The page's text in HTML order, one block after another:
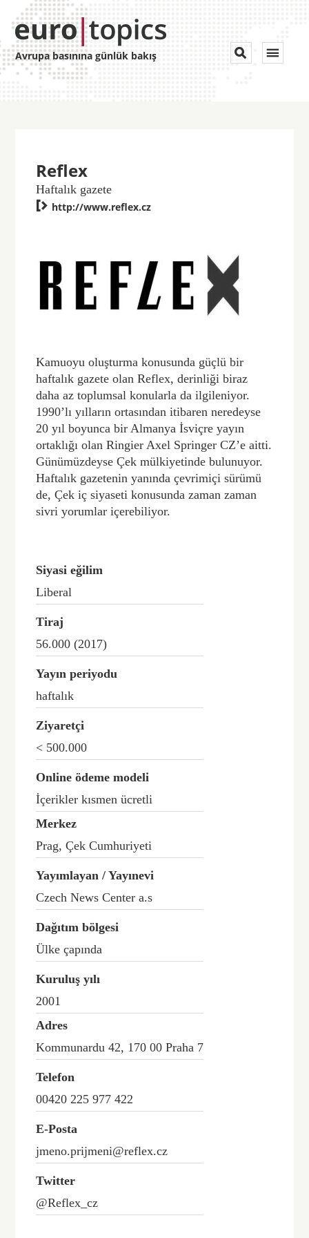
Avrupa basınına günlük bakış Toggle


Reflex
Haftalık gazete
 http://www.reflex.cz
Kamuoyu oluşturma konusunda güçlü bir
haftalık gazete olan Reflex, derinliği biraz
daha az toplumsal konularla da ilgileniyor.
1990’lı yılların ortasından itibaren neredeyse
20 yıl boyunca bir Almanya İsviçre yayın
ortaklığı olan Ringier Axel Springer CZ’e aitti.
Günümüzdeyse Çek mülkiyetinde bulunuyor.
Haftalık gazetenin yanında çevrimiçi sürümü
de, Çek iç siyaseti konusunda zaman zaman
sivri yorumlar içerebiliyor.
Siyasi eğilim
Liberal
Tiraj
56.000 (2017)
Yayın periyodu
haftalık
Ziyaretçi
< 500.000
Online ödeme modeli
İçerikler kısmen ücretli
Merkez
Prag, Çek Cumhuriyeti
Yayımlayan / Yayınevi
Czech News Center a.s
Dağıtım bölgesi
Ülke çapında
Kuruluş yılı
2001
Adres
Kommunardu 42, 170 00 Praha 7
Telefon
00420 225 977 422
E-Posta
jmeno.prijmeni@reflex.cz
Twitter
@Reflex_cz